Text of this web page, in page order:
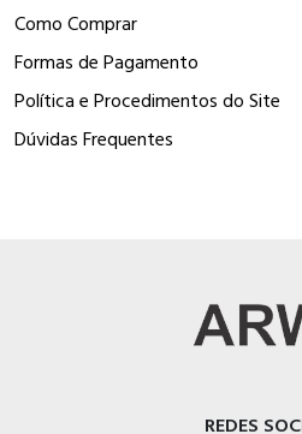
Como Comprar
Formas de Pagamento
Política e Procedimentos do Site
Dúvidas Frequentes
REDES